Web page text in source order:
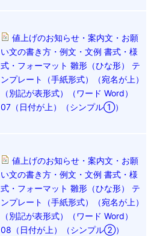
値上げのお知らせ・案内文・お願
い文の書き方・例文・文例 書式・様
式・フォーマット 雛形（ひな形） テ
ンプレート（手紙形式）（宛名が上）
（別記が表形式）（ワード Word）
07（日付が上）（シンプル①）
値上げのお知らせ・案内文・お願
い文の書き方・例文・文例 書式・様
式・フォーマット 雛形（ひな形） テ
ンプレート（手紙形式）（宛名が上）
（別記が表形式）（ワード Word）
08（日付が上）（シンプル②）